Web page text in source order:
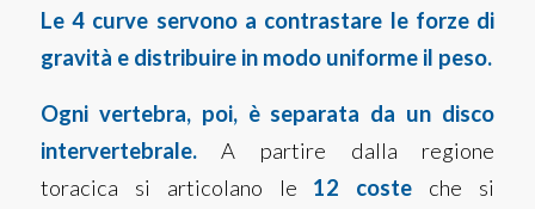
Le 4 curve servono a contrastare le forze di
gravità e distribuire in modo uniforme il peso.
Ogni vertebra, poi, è separata da un disco
intervertebrale.A partire dalla regione
toracica si articolano le 12 coste che si